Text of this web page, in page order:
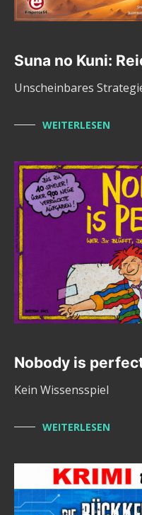
Suna no Kuni:
Unscheinbares
WEITERLESEN
Nobody is
Kein Wissensspiel
WEITERLESEN